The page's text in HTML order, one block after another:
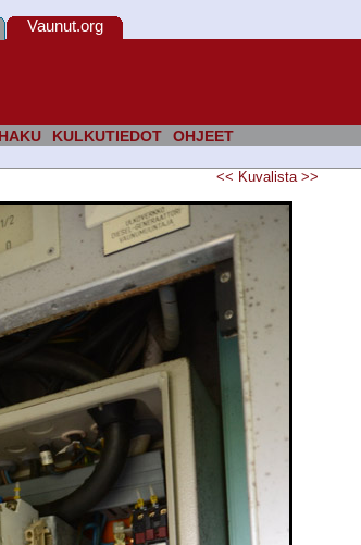
HAKU KULKUTIEDOT OHJEET
Vaunut.org
<< Kuvalista >>